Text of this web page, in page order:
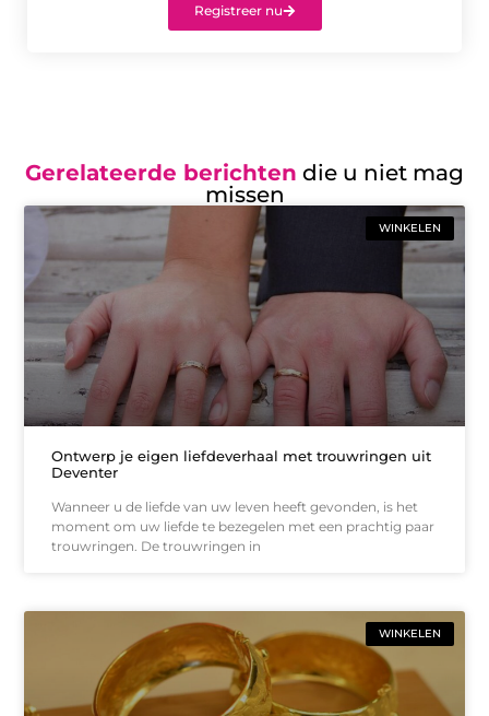
Registreer nu
Gerelateerde berichten die u niet mag
missen
WINKELEN
Ontwerp je eigen liefdeverhaal met trouwringen uit
Deventer
Wanneer u de liefde van uw leven heeft gevonden, is het
moment om uw liefde te bezegelen met een prachtig paar
trouwringen. De trouwringen in
WINKELEN